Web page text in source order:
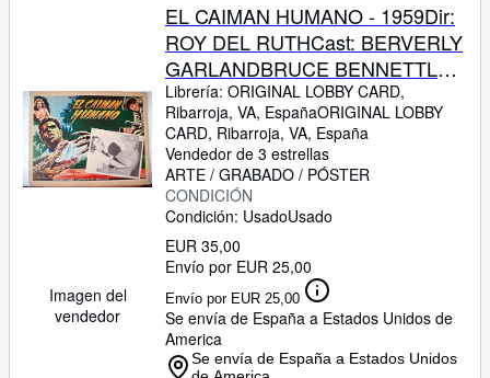
Imagen del
vendedor
EL CAIMAN HUMANO - 1959Dir:
ROY DEL RUTHCast: BERVERLY
GARLANDBRUCE BENNETTLON
CHANEYGEORGE
MACREADYMEXICOL.C.- 31 x
41-Cms.-13 x 16 IN.PLEASE
CHECK THE PICTURE FOR
CONDITION
Librería: ORIGINAL LOBBY CARD,
Ribarroja, VA, EspañaORIGINAL LOBBY
CARD, Ribarroja, VA, España
Vendedor de 3 estrellas
ARTE / GRABADO / PÓSTER
CONDICIÓN
Condición: UsadoUsado
EUR 35,00
Envío por EUR 25,00
Envío por EUR 25,00
Se envía de España a Estados Unidos de
America
Se envía de España a Estados Unidos